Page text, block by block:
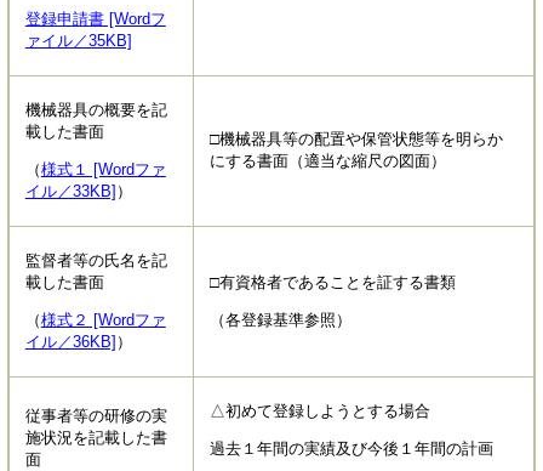
登録申請書 [Wordフ
ァイル／35KB]
機械器具の概要を記
載した書面
（様式１ [Wordファ
イル／33KB] ）
□機械器具等の配置や保管状態等を明らか
にする書面（適当な縮尺の図面）
監督者等の氏名を記
載した書面
（様式２ [Wordファ
イル／36KB] ）
□有資格者であることを証する書類
（各登録基準参照）
従事者等の研修の実
施状況を記載した書
面
△初めて登録しようとする場合
過去１年間の実績及び今後１年間の計画